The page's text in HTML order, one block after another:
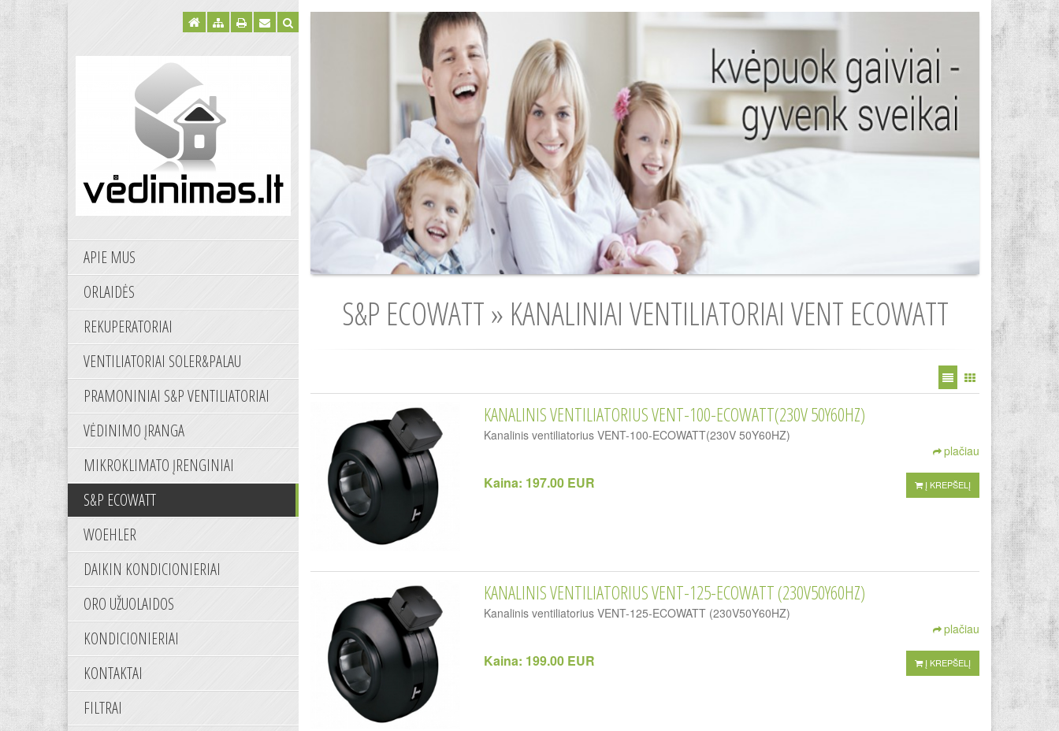
APIE MUS
ORLAIDĖS
REKUPERATORIAI
VENTILIATORIAI SOLER&PALAU
PRAMONINIAI S&P VENTILIATORIAI
VĖDINIMO ĮRANGA
MIKROKLIMATO ĮRENGINIAI
S&P ECOWATT
WOEHLER
DAIKIN KONDICIONIERIAI
ORO UŽUOLAIDOS
KONDICIONIERIAI
KONTAKTAI
FILTRAI
S&P ECOWATT » KANALINIAI VENTILIATORIAI VENT ECOWATT
KANALINIS VENTILIATORIUS VENT-100-ECOWATT(230V 50Y60HZ)
Kanalinis ventiliatorius VENT-100-ECOWATT(230V 50Y60HZ)
plačiau
Kaina: 197.00 EUR Į KREPŠELĮ
KANALINIS VENTILIATORIUS VENT-125-ECOWATT (230V50Y60HZ)
Kanalinis ventiliatorius VENT-125-ECOWATT (230V50Y60HZ)
plačiau
Kaina: 199.00 EUR Į KREPŠELĮ